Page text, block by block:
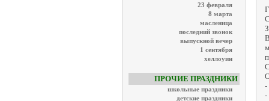
23 февраля
8 марта
масленица
последний звонок
выпускной вечер
1 сентября
хеллоуин
ПРОЧИЕ ПРАЗДНИКИ
школьные праздники
детские праздники
-
-